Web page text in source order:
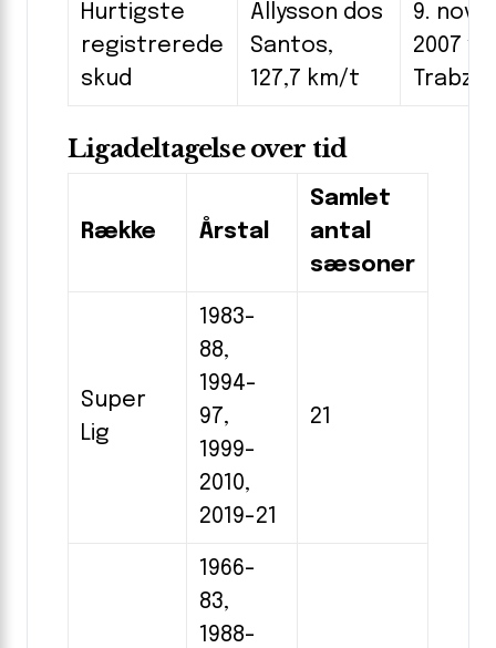
Hurtigste
registrerede
skud
Allysson dos
Santos,
127,7 km/t
9.
2007 vs.
Ligadeltagelse over tid
Række Årstal
Samlet
antal
sæsoner
Super
Lig
1983-
88,
1994-
97,
1999-
2010,
2019-21
21
1966-
83,
1988-